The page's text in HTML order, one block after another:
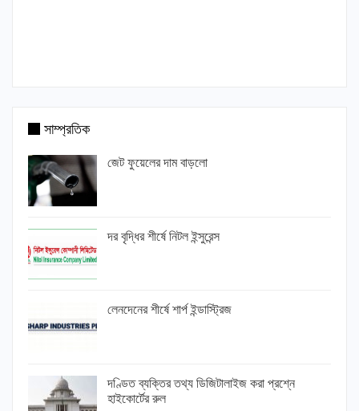
সাম্প্রতিক
জেট ফুয়েলের দাম বাড়লো
দর বৃদ্ধির শীর্ষে নিটল ইন্সুরেন্স
লেনদেনের শীর্ষে শার্প ইন্ডাস্ট্রিজ
দণ্ডিত ব্যক্তির তথ্য ডিজিটালাইজ করা প্রশ্নে
হাইকোর্টের রুল